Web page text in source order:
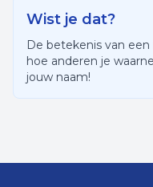
Wist je dat?
De betekenis van
hoe anderen je
jouw naam!